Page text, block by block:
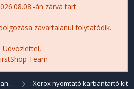
án zárva tart.
zavartalanul folytatódik.
Üdvözlettel,
Team
Nyomtató karbantartó KIT Xerox nyomtató karbantartó kit